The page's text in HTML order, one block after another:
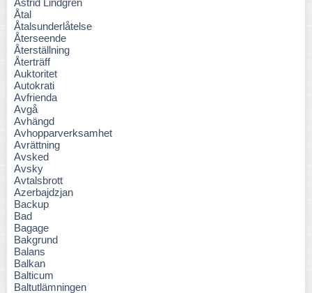
Astrid Lindgren
Åtal
Åtalsunderlåtelse
Återseende
Återställning
Återträff
Auktoritet
Autokrati
Avfrienda
Avgå
Avhängd
Avhopparverksamhet
Avrättning
Avsked
Avsky
Avtalsbrott
Azerbajdzjan
Backup
Bad
Bagage
Bakgrund
Balans
Balkan
Balticum
Baltutlämningen